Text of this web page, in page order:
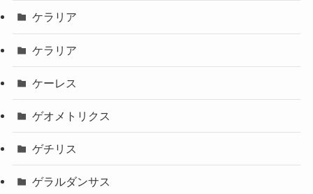
ケラリア
ケラリア
ケーレス
ゲオメトリクス
ゲチリス
ゲラルダンサス